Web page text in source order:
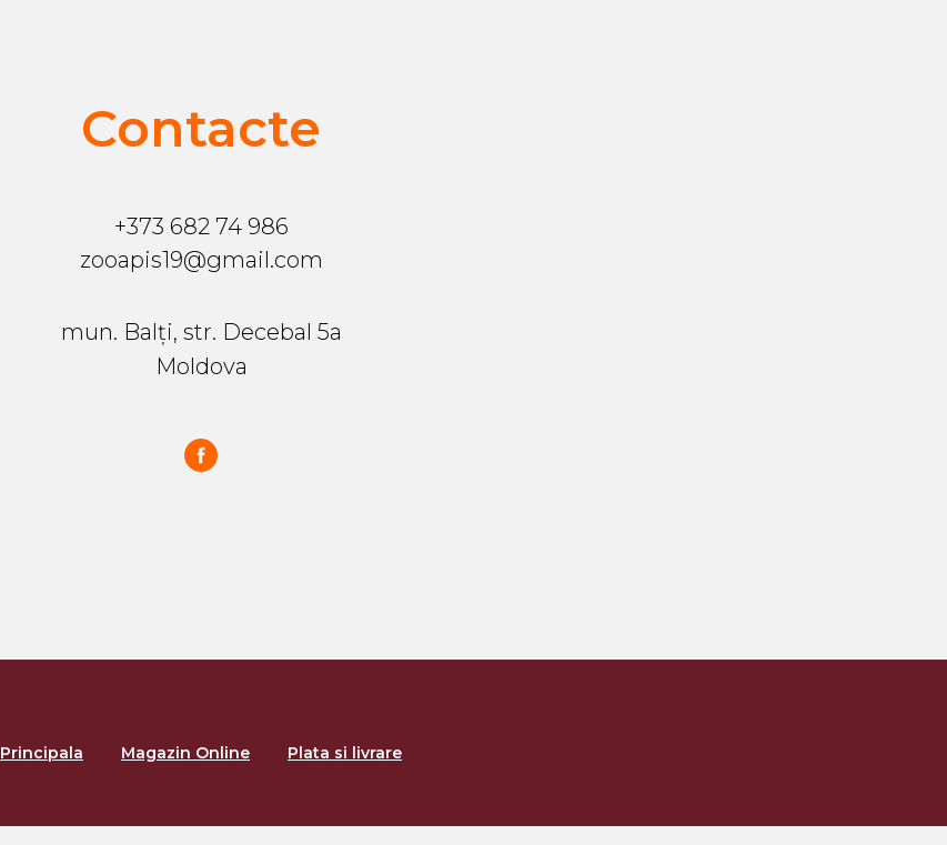
Contacte
+373 682 74 986
zooapis19@gmail.com
mun. Balți, str. Decebal 5a
Moldova
Principala Magazin Online Plata si livrare